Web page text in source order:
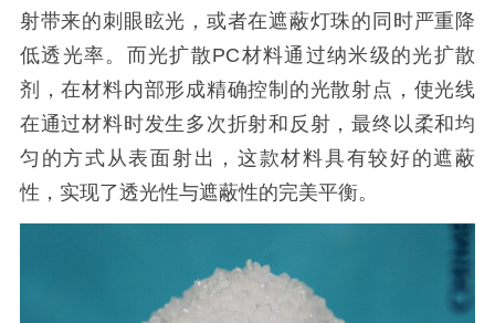
射带来的刺眼眩光，或者在遮蔽灯珠的同时严重降
低透光率。而光扩散PC材料通过纳米级的光扩散
剂，在材料内部形成精确控制的光散射点，使光线
在通过材料时发生多次折射和反射，最终以柔和均
匀的方式从表面射出， 这款材料具有较好的遮蔽
性，实现了透光性与遮蔽性的完美平衡。